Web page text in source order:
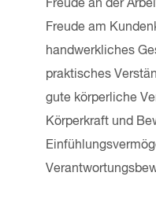
Freude an der
Freude am
handwerkliches
praktisches
gute körperliche
Körperkraft und